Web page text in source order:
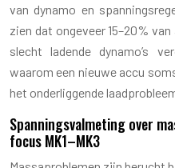
van dynamo en
zien dat ongeveer 15–20%
slecht ladende dynamo’s
waarom een nieuwe accu
het onderliggende
Spanningsvalmeting over
focus MK1–MK3